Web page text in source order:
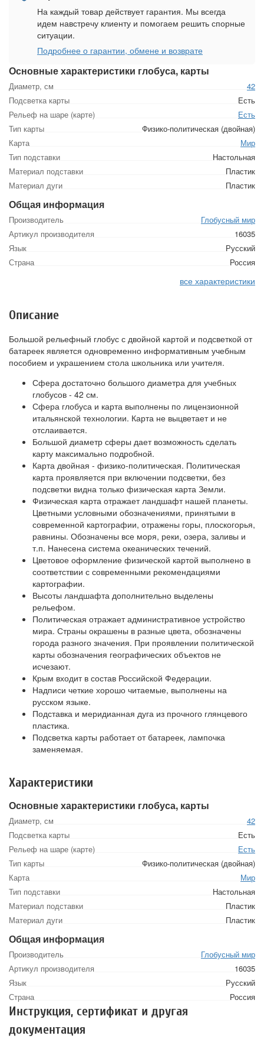
Основные характеристики глобуса, карты
Диаметр, см
42
Подсветка карты
Есть
Рельеф на шаре (карте)
Есть
Тип карты
Физико-политическая (двойная)
Карта
Мир
Тип подставки
Настольная
Материал подставки
Пластик
Материал дуги
Пластик
Общая информация
Производитель
Глобусный мир
Артикул производителя
16035
Язык
Русский
Страна
Россия
все характеристики
На каждый товар действует гарантия. Мы всегда
идем навстречу клиенту и помогаем решить спорные
ситуации.
Подробнее о гарантии, обмене и возврате
Описание
Большой рельефный глобус с двойной картой и подсветкой от
батареек является одновременно информативным учебным
пособием и украшением стола школьника или учителя.
Сфера достаточно большого диаметра для учебных
глобусов - 42 см.
Сфера глобуса и карта выполнены по лицензионной
итальянской технологии. Карта не выцветает и не
отслаивается.
Большой диаметр сферы дает возможность сделать
карту максимально подробной.
Карта двойная - физико-политическая. Политическая
карта проявляется при включении подсветки, без
подсветки видна только физическая карта Земли.
Физическая карта отражает ландшафт нашей планеты.
Цветными условными обозначениями, принятыми в
современной картографии, отражены горы, плоскогорья,
равнины. Обозначены все моря, реки, озера, заливы и
т.п. Нанесена система океанических течений.
Цветовое оформление физической картой выполнено в
соответствии с современными рекомендациями
картографии.
Высоты ландшафта дополнительно выделены
рельефом.
Политическая отражает административное устройство
мира. Страны окрашены в разные цвета, обозначены
города разного значения. При проявлении политической
карты обозначения географических объектов не
исчезают.
Крым входит в состав Российской Федерации.
Надписи четкие хорошо читаемые, выполнены на
русском языке.
Подставка и меридианная дуга из прочного глянцевого
пластика.
Подсветка карты работает от батареек, лампочка
заменяемая.
Характеристики
Основные характеристики глобуса, карты
Диаметр, см
42
Подсветка карты
Есть
Рельеф на шаре (карте)
Есть
Тип карты
Физико-политическая (двойная)
Карта
Мир
Тип подставки
Настольная
Материал подставки
Пластик
Материал дуги
Пластик
Общая информация
Производитель
Глобусный мир
Артикул производителя
16035
Язык
Русский
Страна
Россия
Инструкция, сертификат и другая
документация